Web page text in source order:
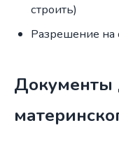
строить)
Разрешение на
Документы